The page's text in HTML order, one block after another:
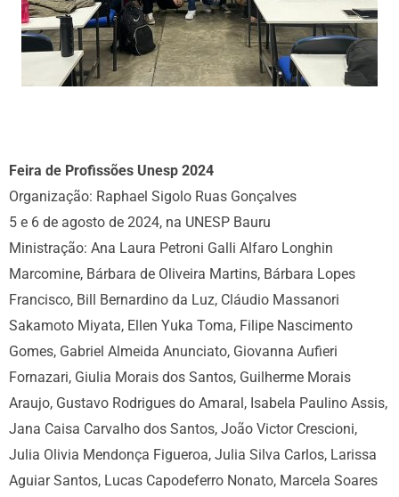
Feira de Profissões Unesp 2024
Organização: Raphael Sigolo Ruas Gonçalves
5 e 6 de agosto de 2024, na UNESP Bauru
Ministração: Ana Laura Petroni Galli Alfaro Longhin
Marcomine, Bárbara de Oliveira Martins, Bárbara Lopes
Francisco, Bill Bernardino da Luz, Cláudio Massanori
Sakamoto Miyata, Ellen Yuka Toma, Filipe Nascimento
Gomes, Gabriel Almeida Anunciato, Giovanna Aufieri
Fornazari, Giulia Morais dos Santos, Guilherme Morais
Araujo, Gustavo Rodrigues do Amaral, Isabela Paulino Assis,
Jana Caisa Carvalho dos Santos, João Victor Crescioni,
Julia Olivia Mendonça Figueroa, Julia Silva Carlos, Larissa
Aguiar Santos, Lucas Capodeferro Nonato, Marcela Soares